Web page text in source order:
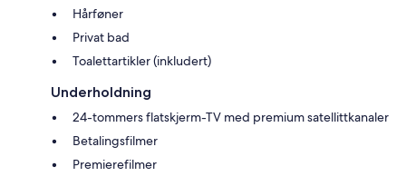
Hårføner
Privat bad
Toalettartikler (inkludert)
Underholdning
24-tommers flatskjerm-TV med premium satellittkanaler
Betalingsfilmer
Premierefilmer